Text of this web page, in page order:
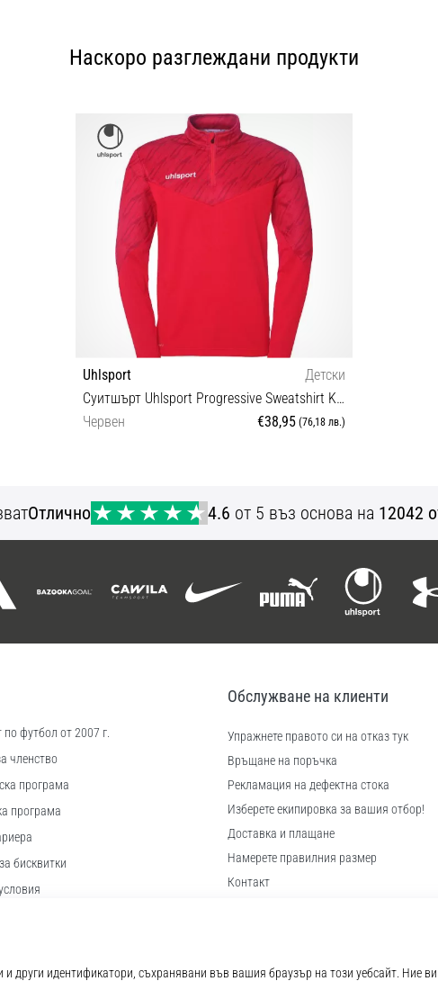
Наскоро разглеждани продукти
Uhlsport
Детски
Суитшърт Uhlsport Progressive Sweatshirt Kids
Червен
€38,95 (76,18 лв.)
Отлично 4.6 от 5 въз основа на 12042
по футбол от 2007 г.
членство
програма
програма
бисквитки
Обслужване на клиенти
Упражнете правото си на отказ тук
Връщане на поръчка
Рекламация на дефектна стока
Изберете екипировка за вашия отбор!
Доставка и плащане
Намерете правилния размер
Контакт